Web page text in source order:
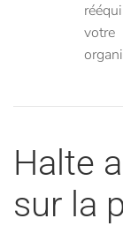
votre
Halte
sur la